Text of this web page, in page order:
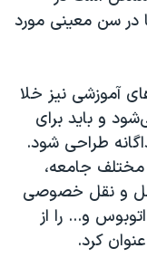
سن معینی مورد
آموزشی نیز خلا
و باید برای
طراحی شود.
جامعه‌،
و نقل خصوصی
و... را از
کرد.